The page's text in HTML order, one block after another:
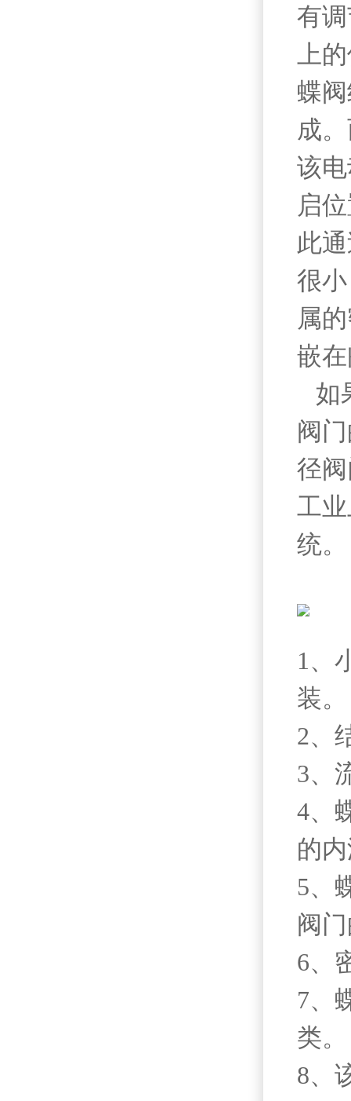
有
上
蝶
成
该
启
此
很
属
嵌
如
阀
径
工
统。
1、
装。
2、
3、
4、
的
5、
阀
6、
7、
类。
8、